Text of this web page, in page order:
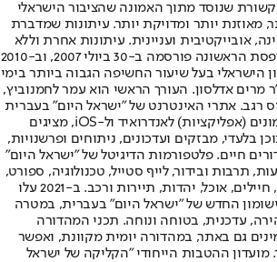
שנוסד מתוך האמונה שהציבור הישראלי
מאוזנת יותר ומדויקת יותר. עיתונות שמדברת
אובייקטיבית ועניינית. עיתונות אחרת וללא
תשלום. המהדורה המודפסת הראשונה פורסמה ב-30 ביולי 2007, וב-2010
הישראלי בעל שיעור החשיפה הגבוה ביותר בימי
מרים אדלסון. העורך הראשי הוא עמר לחמנוביץ,
רגב. אתרי האינטרנט של "ישראל היום" בעברית
ובאנגלית, כמו כן היישומונים (אפליקציות) לאנדרואיד ול-iOS, מציגים
בלעדי, מבזקים ועדכונים, ניתוחים ופרשנויות,
חיים. פלטפורמות הדיגיטל של "ישראל היום"
תרבות ובידור, לייף סטייל, טכנולוגיה, ספורט,
כלכלה וצרכנות, בריאות, חיילים, אוכל, יהדות, תיירות ורכב. ב-2021 עלו
החדש של "ישראל היום" בעברית, במטרה
עדכנית, בטוחה ונוחה. תכני המהדורה
גם באתר, במהדורה יומית מקוונת, ואפשר
מועדון ההטבות הייחודי "הקליקה של ישראל